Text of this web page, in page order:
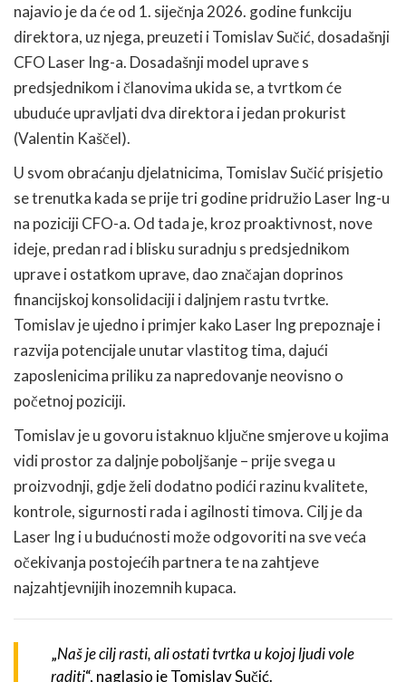
najavio je da će od 1. siječnja 2026. godine funkciju
direktora, uz njega, preuzeti i Tomislav Sučić, dosadašnji
CFO Laser Ing-a. Dosadašnji model uprave s
predsjednikom i članovima ukida se, a tvrtkom će
ubuduće upravljati dva direktora i jedan prokurist
(Valentin Kaščel).
U svom obraćanju djelatnicima, Tomislav Sučić prisjetio
se trenutka kada se prije tri godine pridružio Laser Ing-u
na poziciji CFO-a. Od tada je, kroz proaktivnost, nove
ideje, predan rad i blisku suradnju s predsjednikom
uprave i ostatkom uprave, dao značajan doprinos
financijskoj konsolidaciji i daljnjem rastu tvrtke.
Tomislav je ujedno i primjer kako Laser Ing prepoznaje i
razvija potencijale unutar vlastitog tima, dajući
zaposlenicima priliku za napredovanje neovisno o
početnoj poziciji.
Tomislav je u govoru istaknuo ključne smjerove u kojima
vidi prostor za daljnje poboljšanje – prije svega u
proizvodnji, gdje želi dodatno podići razinu kvalitete,
kontrole, sigurnosti rada i agilnosti timova. Cilj je da
Laser Ing i u budućnosti može odgovoriti na sve veća
očekivanja postojećih partnera te na zahtjeve
najzahtjevnijih inozemnih kupaca.
„Naš je cilj rasti, ali ostati tvrtka u kojoj ljudi vole
raditi“, naglasio je Tomislav Sučić.